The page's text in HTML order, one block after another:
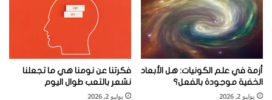
حاول أن تُزعج ذَكَرَ خلد الماء(2)
أثناء موسم التزاوج، فسينتهي
أزمة في علم الكونيات: هل الأبعاد
الخفية موجودة بالفعل؟
يوليو 2, 2026
فكرتنا عن نومنا هي ما تجعلنا
نشعر بالتعب طوال اليوم
يوليو 2, 2026